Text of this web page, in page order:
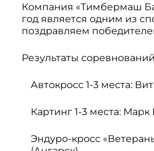
Компания «Тимбермаш
год является одним из
поздравляем
Результаты соревнований
Автокросс 1-3 места:
Картинг 1-3 места:
Эндуро-кросс
Системы 3D
Мини-погрузчики
Грейферные захваты
Посевная техника